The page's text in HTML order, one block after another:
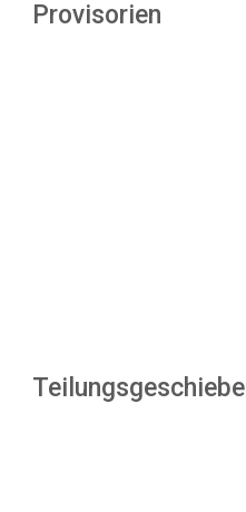
Provisorien
Teilungsgeschiebe